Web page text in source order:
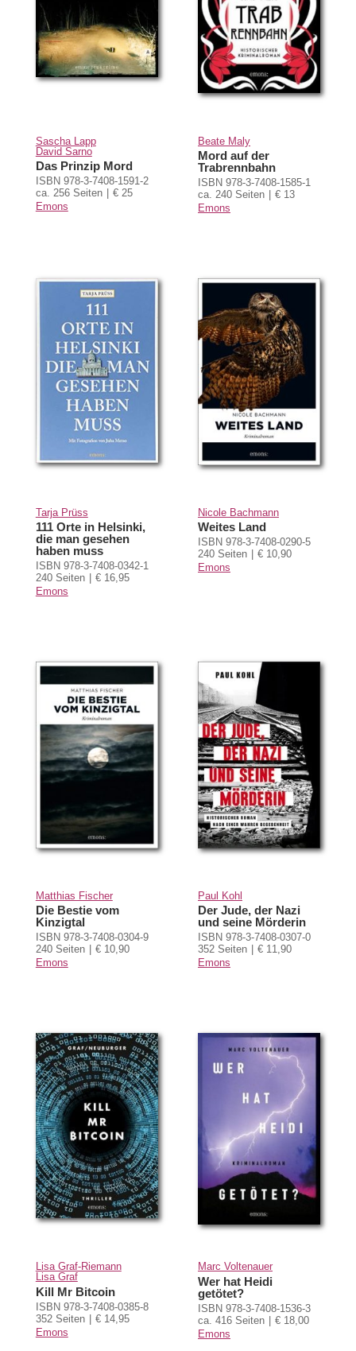
Sascha Lapp
David Sarno
Das Prinzip Mord
ISBN 978-3-7408-1591-2
ca. 256 Seiten
€ 25
Emons
Beate Maly
Mord auf der
Trabrennbahn
ISBN 978-3-7408-1585-1
ca. 240 Seiten
€ 13
Emons
Tarja Prüss
111 Orte in Helsinki,
die man gesehen
haben muss
ISBN 978-3-7408-0342-1
240 Seiten
€ 16,95
Emons
Nicole Bachmann
Weites Land
ISBN 978-3-7408-0290-5
240 Seiten
€ 10,90
Emons
Matthias Fischer
Die Bestie vom
Kinzigtal
ISBN 978-3-7408-0304-9
240 Seiten
€ 10,90
Emons
Paul Kohl
Der Jude, der Nazi
und seine Mörderin
ISBN 978-3-7408-0307-0
352 Seiten
€ 11,90
Emons
Lisa Graf-Riemann
Lisa Graf
Kill Mr Bitcoin
ISBN 978-3-7408-0385-8
352 Seiten
€ 14,95
Emons
Marc Voltenauer
Wer hat Heidi
getötet?
ISBN 978-3-7408-1536-3
ca. 416 Seiten
€ 18,00
Emons